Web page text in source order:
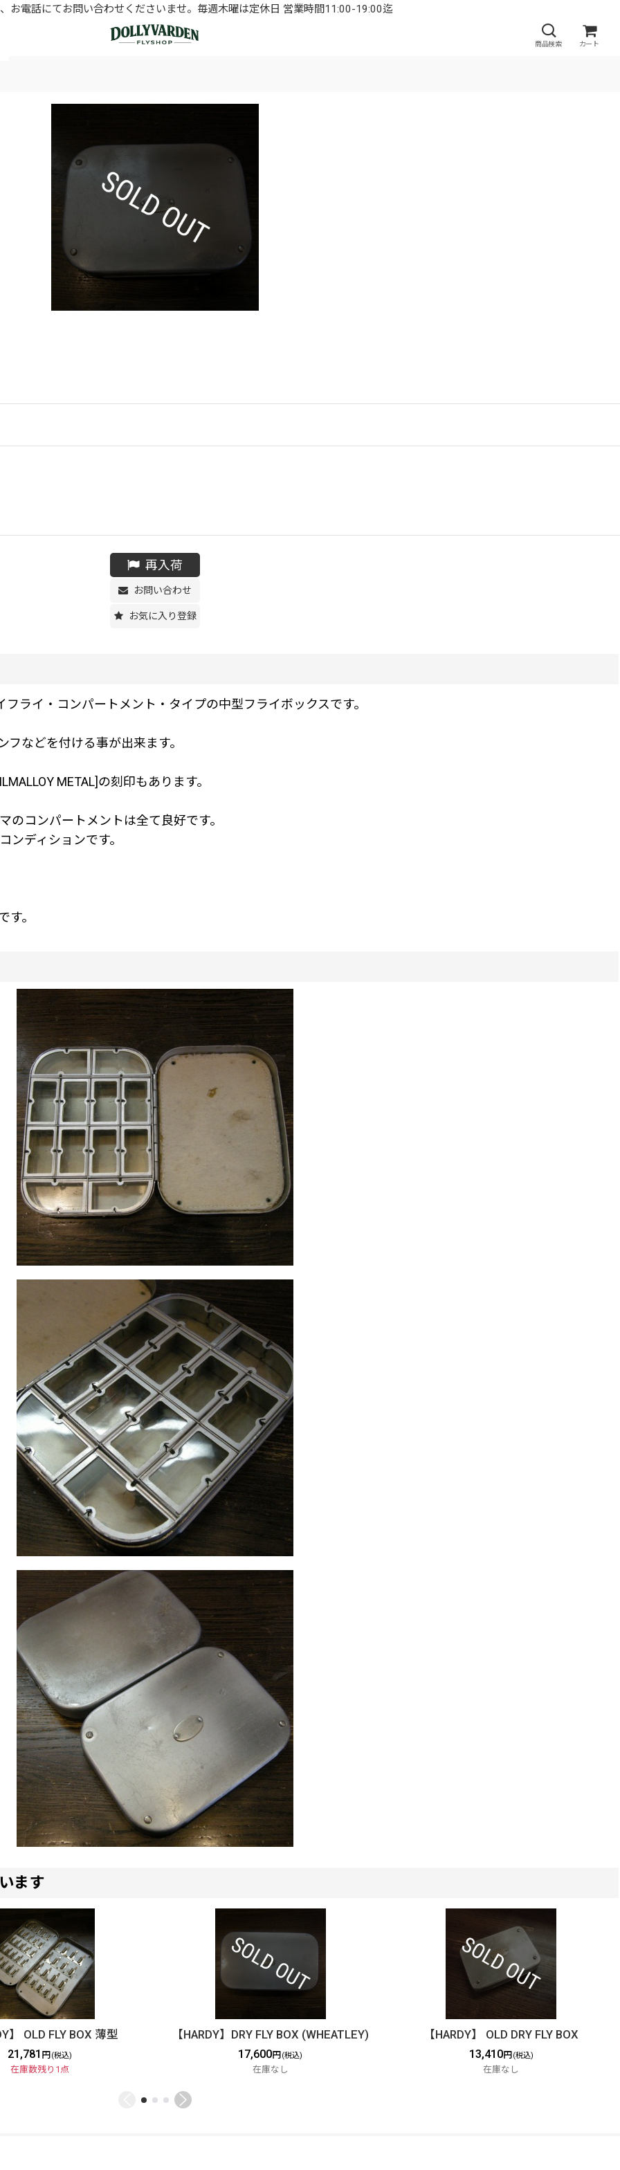
お電話にてお問い合わせくださいませ。毎週木曜は定休日 営業時間11:00-19:00迄
商品検索 カート
再入荷
お問い合わせ
お気に入り登録
ライ・コンパートメント・タイプの中型フライボックスです。
などを付ける事が出来ます。
METAL]の刻印もあります。
コンパートメントは全て良好です。
ディションです。
。
ます
】 OLD FLY BOX 薄型
21,781 円 (税込)
在庫数残り1点
【HARDY】DRY FLY BOX (WHEATLEY)
17,600円 (税込)
在庫なし
【HARDY】 OLD DRY FLY BOX
13,410円 (税込)
在庫なし